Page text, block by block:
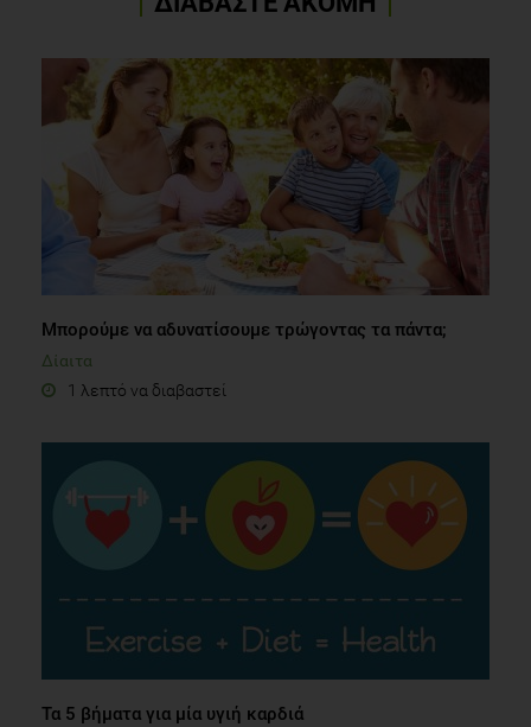
Μπορούμε να αδυνατίσουμε τρώγοντας τα πάντα;
Δίαιτα
1 λεπτό να διαβαστεί
Τα 5 βήματα για μία υγιή καρδιά